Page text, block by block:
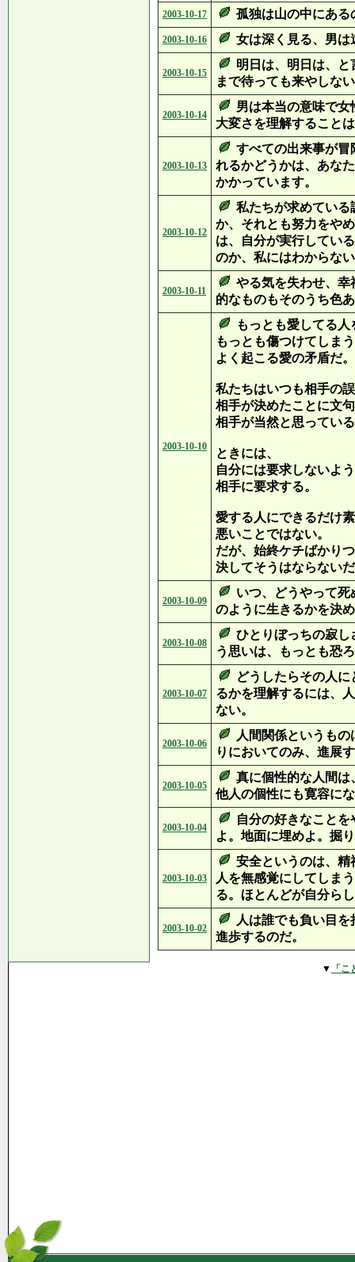
2003-10-17 孤独は山の中にある
2003-10-16 女は深く見る、男は
2003-10-15
明日は、明日は、
まで待っても来やしな
2003-10-14
男は本当の意味で
大変さを理解すること
2003-10-13
すべての出来事が冒
れるかどうかは、あな
かかっています。
2003-10-12
私たちが求めている
か、それとも努力をや
は、自分が実行してい
のか、私にはわからな
2003-10-11
やる気を失わせ、幸
的なものもそのうち色
2003-10-10
もっとも愛してる人
もっとも傷つけてしま
よく起こる愛の矛盾だ。
私たちはいつも相手の
相手が決めたことに文
相手が当然と思ってい
ときには、
自分には要求しないよ
相手に要求する。
愛する人にできるだけ
悪いことではない。
だが、始終ケチばかり
決してそうはならない
2003-10-09
いつ、どうやって
のように生きるかを決
2003-10-08
ひとりぼっちの寂し
う思いは、もっとも恐
2003-10-07
どうしたらその人
るかを理解するには、
ない。
2003-10-06
人間関係というも
りにおいてのみ、進展
2003-10-05
真に個性的な人間は
他人の個性にも寛容に
2003-10-04
自分の好きなこと
よ。地面に埋めよ。掘
2003-10-03
安全というのは、精
人を無感覚にしてしま
る。ほとんどが自分ら
2003-10-02
人は誰でも負い目
進歩するのだ。
▼ 「